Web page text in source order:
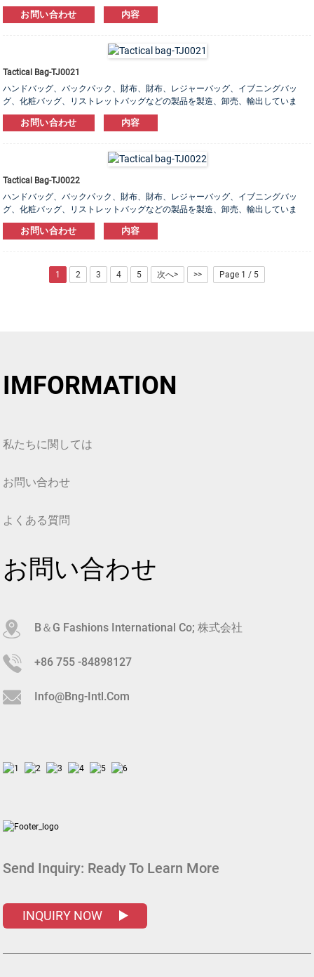
す。 レザー、PU、キャンバス、ナイロン、コットン素材をご用意しております。
OEM＆ODM注文は大歓迎です！
お問い合わせ 内容
Tactical Bag-TJ0021
ハンドバッグ、バックパック、財布、財布、レジャーバッグ、イブニングバッ
グ、化粧バッグ、リストレットバッグなどの製品を製造、卸売、輸出していま
す。 レザー、PU、キャンバス、ナイロン、コットン素材をご用意しております。
OEM＆ODM注文は大歓迎です！
お問い合わせ 内容
Tactical Bag-TJ0022
ハンドバッグ、バックパック、財布、財布、レジャーバッグ、イブニングバッ
グ、化粧バッグ、リストレットバッグなどの製品を製造、卸売、輸出していま
す。 レザー、PU、キャンバス、ナイロン、コットン素材をご用意しております。
OEM＆ODM注文は大歓迎です！
お問い合わせ 内容
1 2 3 4 5 次へ> >> Page 1 / 5
IMFORMATION
私たちに関しては
お問い合わせ
よくある質問
お問い合わせ
B＆G Fashions International Co; 株式会社
+86 755 -84898127
Info@bng-Intl.com
Send Inquiry: Ready To Learn More
INQUIRY NOW